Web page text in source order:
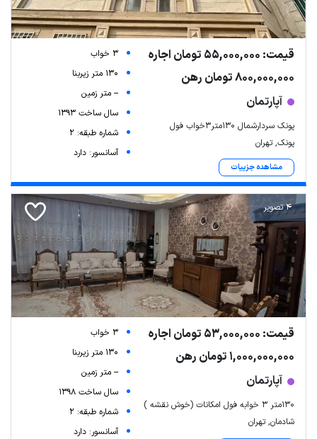
قیمت: 55,000,000 تومان اجاره
800,000,000 تومان رهن
آپارتمان
پونک سردارشمال ۱۳۰متر۳خواب فول
پونک, تهران
مشاهده جزییات
3 خواب
130 متر زیربنا
-- متر زمین
سال ساخت 1393
شماره طبقه: 2
آسانسور: دارد
4 تصویر
قیمت: 53,000,000 تومان اجاره
1,000,000,000 تومان رهن
آپارتمان
۱۳۰متر ۳ خوابه فول امکانات (خوش نقشه )
شادمان, تهران
3 خواب
130 متر زیربنا
-- متر زمین
سال ساخت 1398
شماره طبقه: 2
آسانسور: دارد